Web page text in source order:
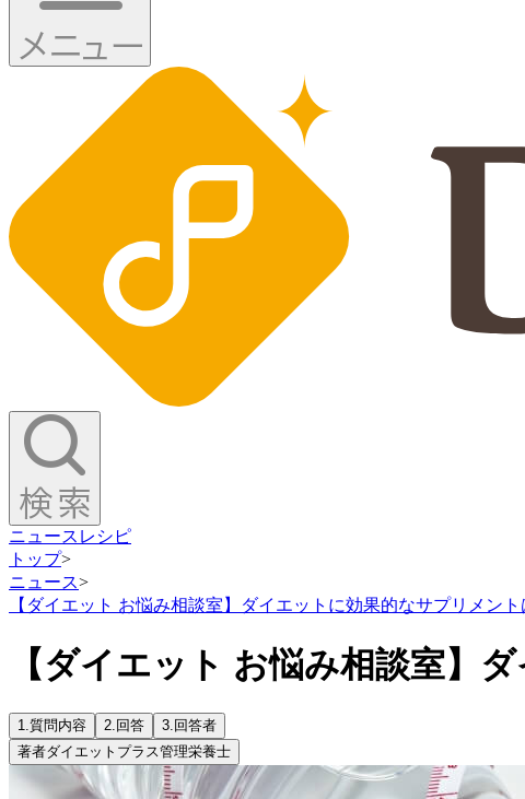
ニュース レシピ
トップ>
ニュース>
【ダイエット お悩み相談室】ダイエットに効果的なサプリメント
【ダイエット お悩み相談室】
1.質問内容 2. 回答 3. 回答者
著者ダイエットプラス管理栄養士